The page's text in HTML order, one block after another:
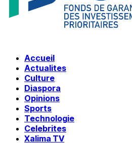
Accueil
Actualites
Culture
Diaspora
Opinions
Sports
Technologie
Celebrites
Xalima TV